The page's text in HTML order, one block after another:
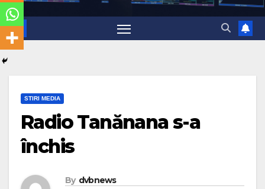
STIRI MEDIA
Radio Tanănana s-a
închis
By dvbnews